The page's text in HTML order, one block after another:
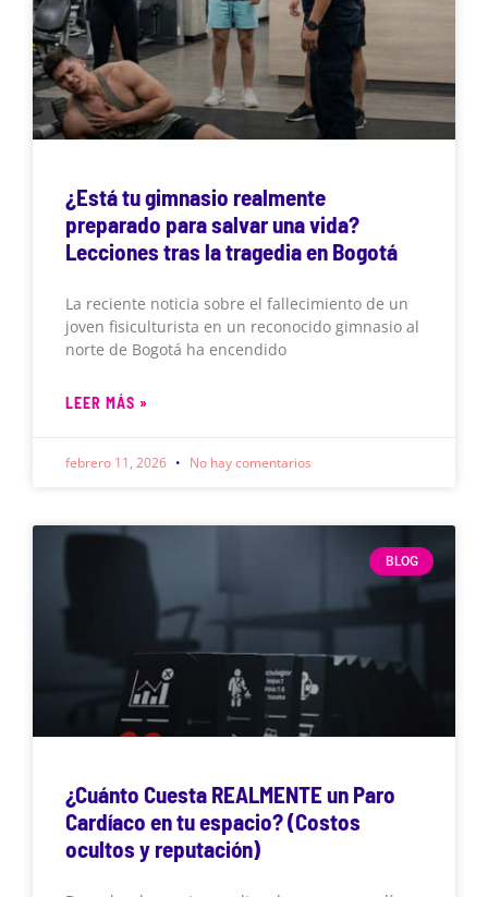
¿Está tu gimnasio realmente
preparado para salvar una vida?
Lecciones tras la tragedia en Bogotá
La reciente noticia sobre el fallecimiento de un
joven fisiculturista en un reconocido gimnasio al
norte de Bogotá ha encendido
LEER MÁS »
febrero 11, 2026 No hay comentarios
BLOG
¿Cuánto Cuesta REALMENTE un Paro
Cardíaco en tu espacio? (Costos
ocultos y reputación)